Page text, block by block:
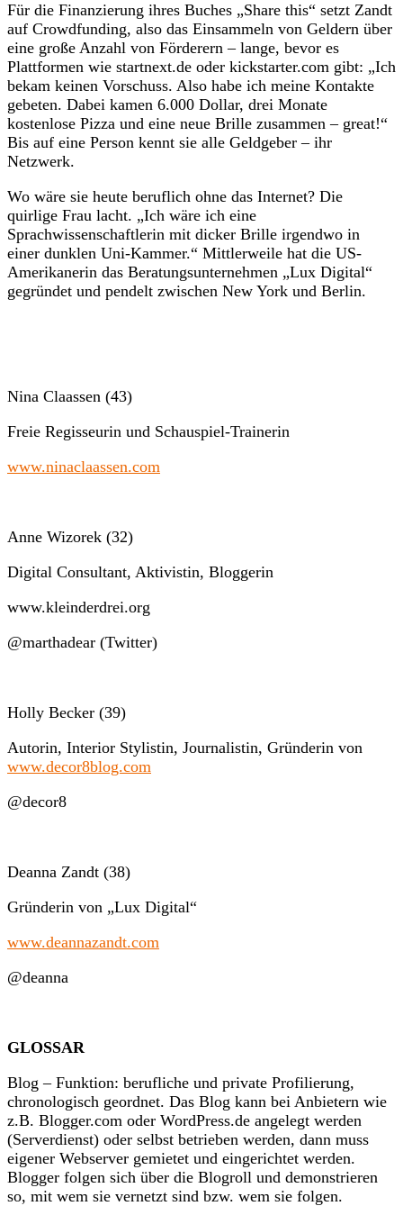
Für die Finanzierung ihres Buches „Share this“ setzt Zandt
auf Crowdfunding, also das Einsammeln von Geldern über
eine große Anzahl von Förderern – lange, bevor es
Plattformen wie startnext.de oder kickstarter.com gibt: „Ich
bekam keinen Vorschuss. Also habe ich meine Kontakte
gebeten. Dabei kamen 6.000 Dollar, drei Monate
kostenlose Pizza und eine neue Brille zusammen – great!“
Bis auf eine Person kennt sie alle Geldgeber – ihr
Netzwerk.
Wo wäre sie heute beruflich ohne das Internet? Die
quirlige Frau lacht. „Ich wäre ich eine
Sprachwissenschaftlerin mit dicker Brille irgendwo in
einer dunklen Uni-Kammer.“ Mittlerweile hat die US-
Amerikanerin das Beratungsunternehmen „Lux Digital“
gegründet und pendelt zwischen New York und Berlin.
Nina Claassen (43)
Freie Regisseurin und Schauspiel-Trainerin
www.ninaclaassen.com
Anne Wizorek (32)
Digital Consultant, Aktivistin, Bloggerin
www.kleinderdrei.org
@marthadear (Twitter)
Holly Becker (39)
Autorin, Interior Stylistin, Journalistin, Gründerin von
www.decor8blog.com
@decor8
Deanna Zandt (38)
Gründerin von „Lux Digital“
www.deannazandt.com
@deanna
GLOSSAR
Blog – Funktion: berufliche und private Profilierung,
chronologisch geordnet. Das Blog kann bei Anbietern wie
z.B. Blogger.com oder WordPress.de angelegt werden
(Serverdienst) oder selbst betrieben werden, dann muss
eigener Webserver gemietet und eingerichtet werden.
Blogger folgen sich über die Blogroll und demonstrieren
so, mit wem sie vernetzt sind bzw. wem sie folgen.